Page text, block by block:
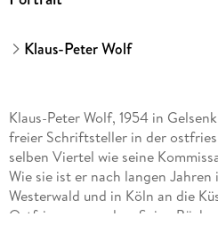
Klaus-Peter Wolf
Klaus-Peter Wolf, 1954 in
freier Schriftsteller in der
selben Viertel wie seine
Wie sie ist er nach langen
Westerwald und in Köln an die
Ostfriese geworden. Seine